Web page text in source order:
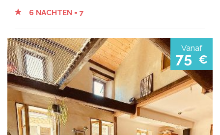
6 NACHTEN = 7
Vanaf
75 €